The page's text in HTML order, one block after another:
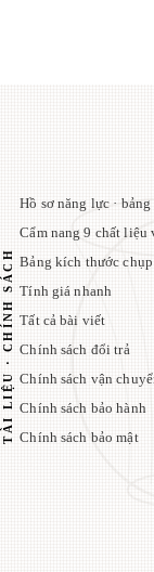
TÀI LIỆU · CHÍNH SÁCH
Hồ sơ năng lực · bảng
Cẩm nang 9 chất liệu
Bảng kích thước chụp
Tính giá nhanh
Tất cả bài viết
Chính sách đổi trả
Chính sách vận
Chính sách bảo hành
Chính sách bảo mật